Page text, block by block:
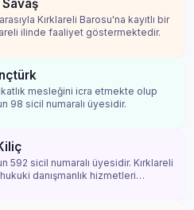
Kırklareli Barosu'na kayıtlı bir
ilinde faaliyet göstermektedir.
mesleğini icra etmekte olup
98 sicil numaralı üyesidir.
592 sicil numaralı üyesidir. Kırklareli
danışmanlık hizmetleri